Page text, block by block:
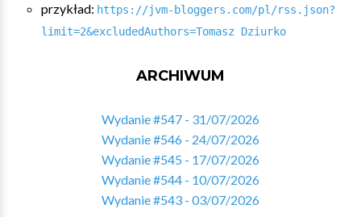
przykład: https://jvm-bloggers.com/pl/rss.json?
limit=2&excludedAuthors=Tomasz Dziurko
ARCHIWUM
Wydanie #547 - 31/07/2026
Wydanie #546 - 24/07/2026
Wydanie #545 - 17/07/2026
Wydanie #544 - 10/07/2026
Wydanie #543 - 03/07/2026